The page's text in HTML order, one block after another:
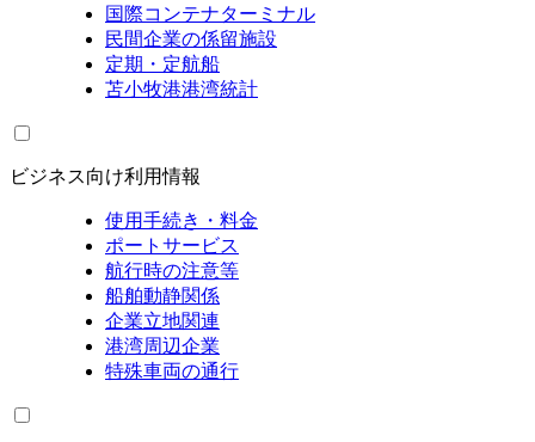
国際コンテナターミナル
民間企業の係留施設
定期・定航船
苫小牧港港湾統計
ビジネス向け利用情報
使用手続き・料金
ポートサービス
航行時の注意等
船舶動静関係
企業立地関連
港湾周辺企業
特殊車両の通行